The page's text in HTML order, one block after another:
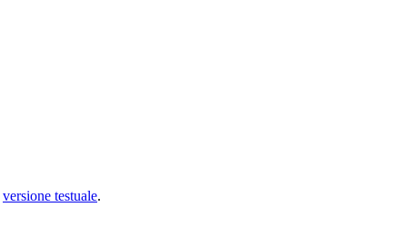
versione testuale.